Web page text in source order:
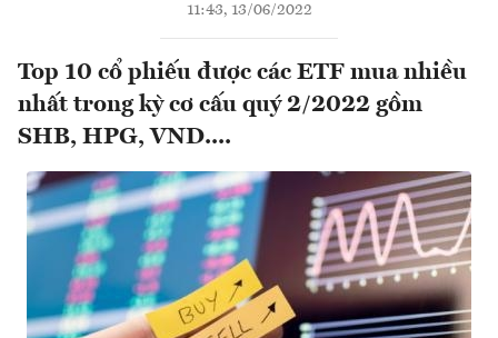
11:43, 13/06/2022
Top 10 cổ phiếu được các ETF mua nhiều
nhất trong kỳ cơ cấu quý 2/2022 gồm
SHB, HPG, VND....